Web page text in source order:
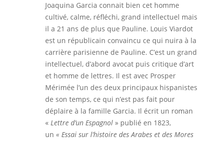
Joaquina Garcia connait bien cet homme
cultivé, calme, réfléchi, grand intellectuel mais
il a 21 ans de plus que Pauline. Louis Viardot
est un républicain convaincu ce qui nuira à la
carrière parisienne de Pauline. C’est un grand
intellectuel, d’abord avocat puis critique d’art
et homme de lettres. Il est avec Prosper
Mérimée l’un des deux principaux hispanistes
de son temps, ce qui n’est pas fait pour
déplaire à la famille Garcia. Il écrit un roman
« Lettre d’un Espagnol» publié en 1823,
un « Essai sur l’histoire des Arabes et des Mores